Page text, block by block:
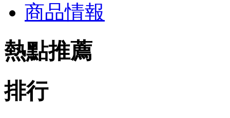
商品情報
熱點推薦
排行